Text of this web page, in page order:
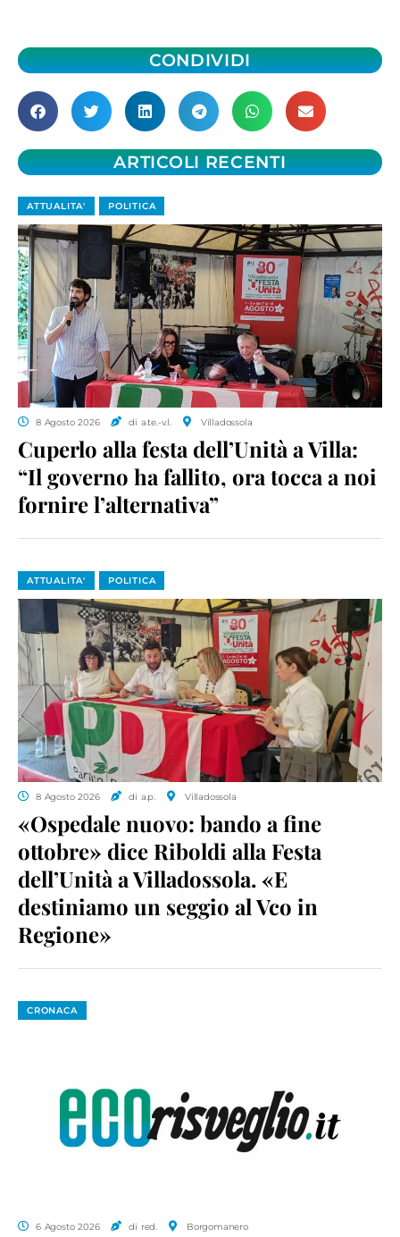
CONDIVIDI
ARTICOLI RECENTI
ATTUALITA' POLITICA
8 Agosto 2026 di a.te.-v.l. Villadossola
Cuperlo alla festa dell’Unità a Villa:
“Il governo ha fallito, ora tocca a noi
fornire l’alternativa”
ATTUALITA' POLITICA
8 Agosto 2026 di a.p. Villadossola
«Ospedale nuovo: bando a fine
ottobre» dice Riboldi alla Festa
dell’Unità a Villadossola. «E
destiniamo un seggio al Vco in
Regione»
CRONACA
6 Agosto 2026 di red. Borgomanero